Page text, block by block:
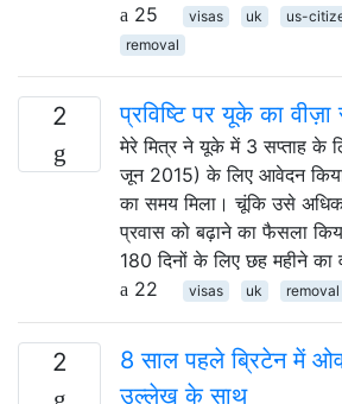
25
visas uk us-
removal
2 प्रविष्टि पर यूके का वीज़ा
मेरे मित्र ने यूके में 3 सप्ताह के
जून 2015) के लिए आवेदन
का समय मिला। चूंकि उसे
प्रवास को बढ़ाने का फैसला
180 दिनों के लिए छह महीने का
22
visas uk removal
2
8 साल पहले ब्रिटेन में
उल्लेख के साथ